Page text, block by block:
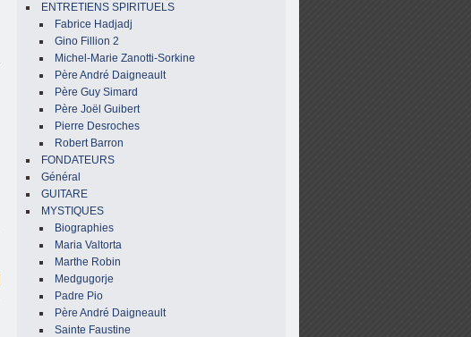
ENTRETIENS SPIRITUELS
Fabrice Hadjadj
Gino Fillion 2
Michel-Marie Zanotti-Sorkine
Père André Daigneault
Père Guy Simard
Père Joël Guibert
Pierre Desroches
Robert Barron
FONDATEURS
Général
GUITARE
MYSTIQUES
Biographies
Maria Valtorta
Marthe Robin
Medgugorje
Padre Pio
Père André Daigneault
Sainte Faustine